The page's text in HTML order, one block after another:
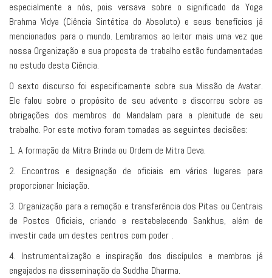
especialmente a nós, pois versava sobre o significado da Yoga
Brahma Vidya (Ciência Sintética do Absoluto) e seus benefícios já
mencionados para o mundo. Lembramos ao leitor mais uma vez que
nossa Organização e sua proposta de trabalho estão fundamentadas
no estudo desta Ciência.
O sexto discurso foi especificamente sobre sua Missão de Avatar.
Ele falou sobre o propósito de seu advento e discorreu sobre as
obrigações dos membros do Mandalam para a plenitude de seu
trabalho. Por este motivo foram tomadas as seguintes decisões:
1. A formação da Mitra Brinda ou Ordem de Mitra Deva.
2. Encontros e designação de oficiais em vários lugares para
proporcionar Iniciação.
3. Organização para a remoção e transferência dos Pitas ou Centrais
de Postos Oficiais, criando e restabelecendo Sankhus, além de
investir cada um destes centros com poder .
4. Instrumentalização e inspiração dos discípulos e membros já
engajados na disseminação da Suddha Dharma.